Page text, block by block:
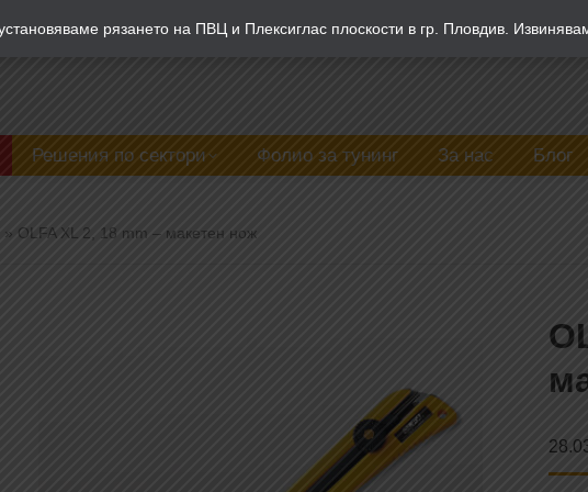
Решения по сектори Фолио за тунинг За нас Блог
» OLFA XL 2, 18 mm – макетен нож
рязането на ПВЦ и Плексиглас плоскости в гр. Пловдив.